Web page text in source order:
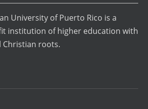
University of Puerto Rico is a
institution of higher education with
Christian roots.